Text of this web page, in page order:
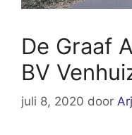
De Graaf
BV
juli 8, 2020 door